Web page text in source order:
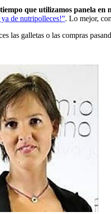
que utilizamos panela en
de nutripolleces!”. Lo mejor,
las galletas o las compras